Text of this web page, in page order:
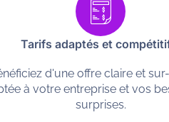
Tarifs adaptés et
d'une offre claire et
à votre entreprise et vos
surprises.